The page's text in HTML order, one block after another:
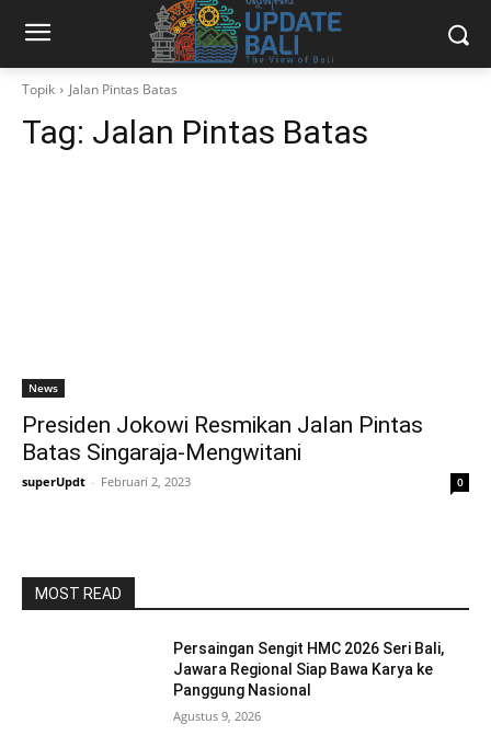
Topik Jalan Pintas Batas
Tag: Jalan Pintas Batas
News
Presiden Jokowi Resmikan Jalan Pintas
Batas Singaraja-Mengwitani
superUpdt - Februari 2, 2023 0
MOST READ
Persaingan Sengit HMC 2026 Seri Bali,
Jawara Regional Siap Bawa Karya ke
Panggung Nasional
Agustus 9, 2026